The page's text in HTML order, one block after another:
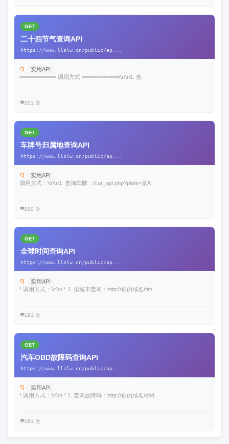
GET
二十四节气查询API
https://www.llslw.cn/public/ap...
📁
实用API
============ 调用方式 ============\\r\\n1. 查
👁️201 次
GET
车牌号归属地查询API
https://www.llslw.cn/public/ap...
📁
实用API
调用方式：\\r\\n1. 查询车牌：/car_api.php?plate=京A
👁️200 次
GET
全球时间查询API
https://www.llslw.cn/public/ap...
📁
实用API
* 调用方式：\\r\\n * 1. 按城市查询：http://你的域名/tim
👁️191 次
GET
汽车OBD故障码查询API
https://www.llslw.cn/public/ap...
📁
实用API
* 调用方式：\\r\\n * 1. 查询故障码：http://你的域名/obd
👁️181 次